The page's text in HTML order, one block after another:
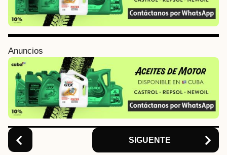
Anuncios
P
a
g
i
n
o
n
SIGUENTE